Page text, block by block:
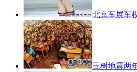
北京车展车
玉树地震两